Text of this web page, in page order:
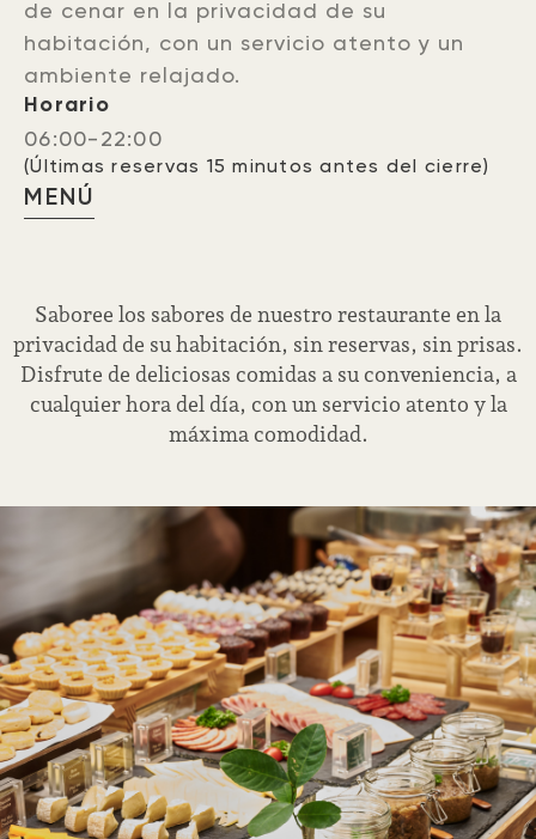
de cenar en la privacidad de su
habitación, con un servicio atento y un
ambiente relajado.
Horario
06:00-22:00
(Últimas reservas 15 minutos antes del cierre)
MENÚ
Saboree los sabores de nuestro restaurante en la
privacidad de su habitación, sin reservas, sin prisas.
Disfrute de deliciosas comidas a su conveniencia, a
cualquier hora del día, con un servicio atento y la
máxima comodidad.